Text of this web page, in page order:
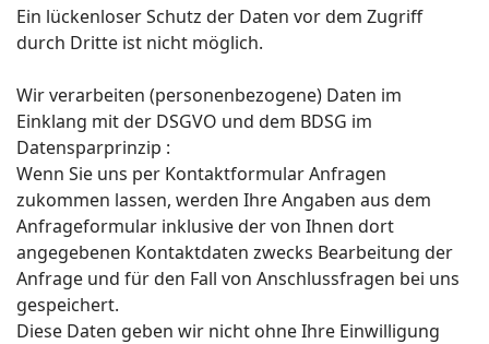
Ein lückenloser Schutz der Daten vor dem Zugriff
durch Dritte ist nicht möglich.
Wir verarbeiten (personenbezogene) Daten im
Einklang mit der DSGVO und dem BDSG im
Datensparprinzip :
Wenn Sie uns per Kontaktformular Anfragen
zukommen lassen, werden Ihre Angaben aus dem
Anfrageformular inklusive der von Ihnen dort
angegebenen Kontaktdaten zwecks Bearbeitung der
Anfrage und für den Fall von Anschlussfragen bei uns
gespeichert.
Diese Daten geben wir nicht ohne Ihre Einwilligung